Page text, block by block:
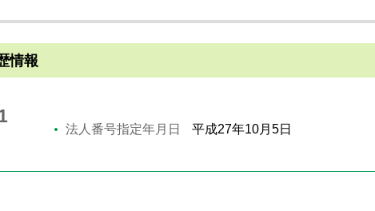
情報
法人番号指定年月日 平成27年10月5日